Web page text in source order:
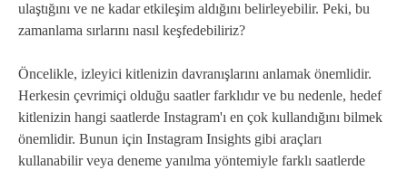
ulaştığını ve ne kadar etkileşim aldığını belirleyebilir. Peki, bu
zamanlama sırlarını nasıl keşfedebiliriz?
Öncelikle, izleyici kitlenizin davranışlarını anlamak önemlidir.
Herkesin çevrimiçi olduğu saatler farklıdır ve bu nedenle, hedef
kitlenizin hangi saatlerde Instagram'ı en çok kullandığını bilmek
önemlidir. Bunun için Instagram Insights gibi araçları
kullanabilir veya deneme yanılma yöntemiyle farklı saatlerde